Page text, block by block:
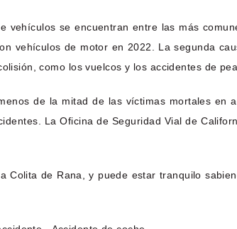
vehículos se encuentran entre las más
vehículos de motor en 2022. La segunda
como los vuelcos y los accidentes de
de la mitad de las víctimas mortales
La Oficina de Seguridad Vial de
Colita de Rana, y puede estar tranquilo